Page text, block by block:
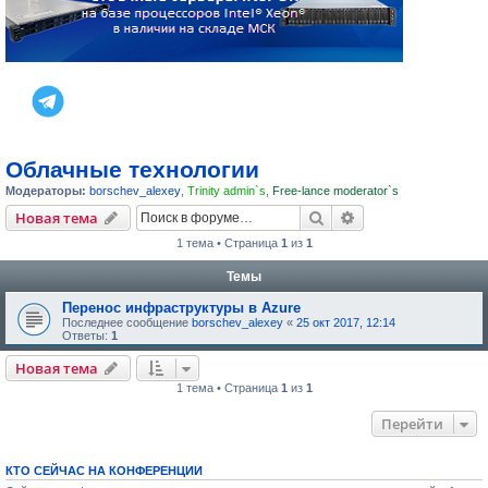
Облачные технологии
Модераторы: borschev_alexey Trinity admin`s Free-lance moderator`s
Новая тема Поиск
1 тема • Страница 1 из 1
Темы
Перенос инфраструктуры в Azure
Последнее сообщение borschev_alexey « 25 окт 2017, 12:14
Ответы: 1
Новая тема
1 тема • Страница 1 из 1
Перейти
КТО СЕЙЧАС НА КОНФЕРЕНЦИИ